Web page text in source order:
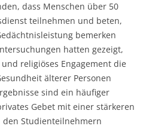
dass Menschen über 50
teilnehmen und beten,
bemerken
hatten gezeigt,
religiöses Engagement die
älterer Personen
sind ein häufiger
Gebet mit einer stärkeren
den Studienteilnehmern